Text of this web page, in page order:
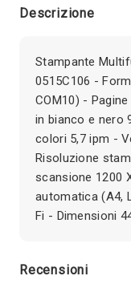
Descrizione
Stampante
0515C106 -
COM10) -
in bianco e nero
colori 5,7 ipm -
Risoluzione
scansione 1200
automatica (A4,
Fi - Dimensioni
Recensioni